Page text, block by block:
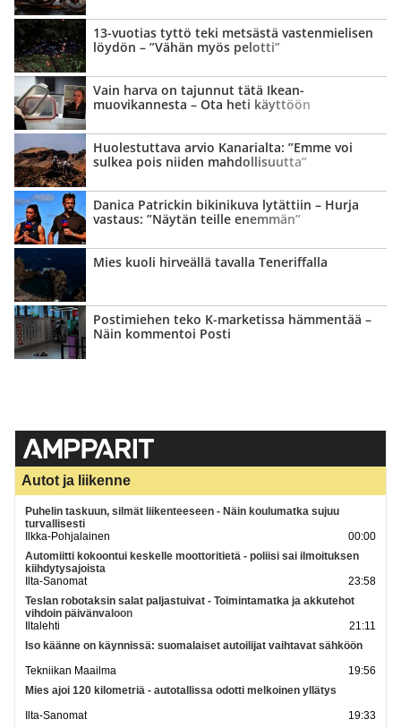
13-vuotias tyttö teki metsästä vastenmielisen
löydön – ”Vähän myös pelotti”
Vain harva on tajunnut tätä Ikean-
muovikannesta – Ota heti käyttöön
Huolestuttava arvio Kanarialta: ”Emme voi
sulkea pois niiden mahdollisuutta”
Danica Patrickin bikinikuva lytättiin – Hurja
vastaus: ”Näytän teille enemmän”
Mies kuoli hirveällä tavalla Teneriffalla
Postimiehen teko K-marketissa hämmentää –
Näin kommentoi Posti
Autot ja liikenne
Puhelin taskuun, silmät liikenteeseen - Näin koulumatka sujuu
turvallisesti
Ilkka-Pohjalainen
00:00
Automiitti kokoontui keskelle moottoritietä - poliisi sai ilmoituksen
kiihdytysajoista
Ilta-Sanomat
23:58
Teslan robotaksin salat paljastuivat - Toimintamatka ja akkutehot
vihdoin päivänvaloon
Iltalehti
21:11
Iso käänne on käynnissä: suomalaiset autoilijat vaihtavat sähköön
Tekniikan Maailma
19:56
Mies ajoi 120 kilometriä - autotallissa odotti melkoinen yllätys
Ilta-Sanomat
19:33